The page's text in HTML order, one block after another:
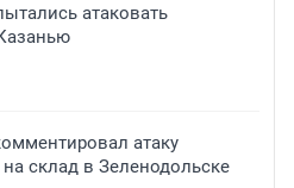
атаковать
атаку
склад в Зеленодольске